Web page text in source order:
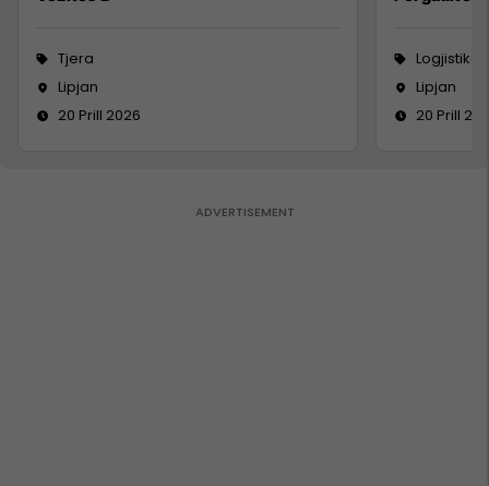
Tjera
Lipjan
20 Prill 2026
Logjistikë
Lipjan
20 Prill